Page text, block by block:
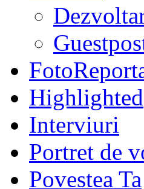
Highlighted
Interviuri
Portret de
Povestea Ta